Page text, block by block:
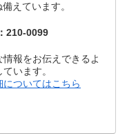
えています。
210-0099
報をお伝えできるよ
います。
ついてはこちら